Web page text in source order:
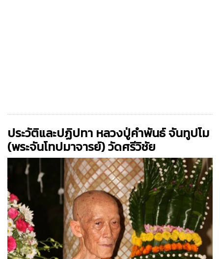
ประวัติและปฏิปทา หลวงปู่คำพันธ์ จันทูปโม
(พระจันโทปมาจารย์) วัดศรีวิชัย